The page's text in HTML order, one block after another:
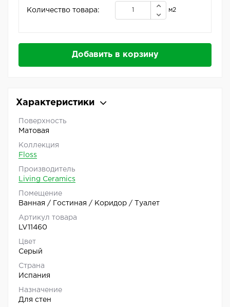
Количество товара: м2
Добавить в корзину
Характеристики
Поверхность
Матовая
Коллекция
Floss
Производитель
Living Ceramics
Помещение
Ванная / Гостиная / Коридор / Туалет
Артикул товара
LV11460
Цвет
Серый
Страна
Испания
Назначение
Для стен